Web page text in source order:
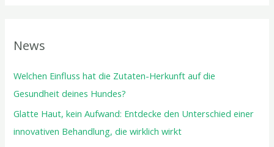
News
Welchen Einfluss hat die Zutaten-Herkunft auf die
Gesundheit deines Hundes?
Glatte Haut, kein Aufwand: Entdecke den Unterschied einer
innovativen Behandlung, die wirklich wirkt